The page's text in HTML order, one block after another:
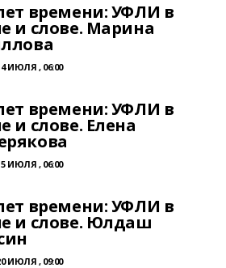
времени: УФЛИ в
и слове. Марина
ИЮЛЯ , 06:00
времени: УФЛИ в
и слове. Елена
ИЮЛЯ , 06:00
времени: УФЛИ в
и слове. Юлдаш
ИЮЛЯ , 09:00